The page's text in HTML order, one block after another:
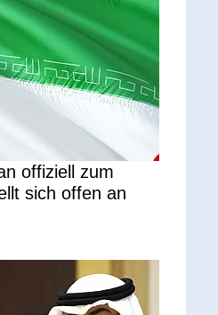
offiziell zum
sich offen an